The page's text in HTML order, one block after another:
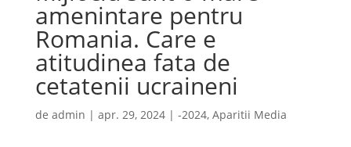
amenintare pentru
Romania. Care e
atitudinea fata de
cetatenii ucraineni
de admin | apr. 29, 2024| -2024, Aparitii Media